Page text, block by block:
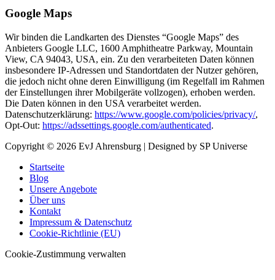
Google Maps
Wir binden die Landkarten des Dienstes “Google Maps” des
Anbieters Google LLC, 1600 Amphitheatre Parkway, Mountain
View, CA 94043, USA, ein. Zu den verarbeiteten Daten können
insbesondere IP-Adressen und Standortdaten der Nutzer gehören,
die jedoch nicht ohne deren Einwilligung (im Regelfall im Rahmen
der Einstellungen ihrer Mobilgeräte vollzogen), erhoben werden.
Die Daten können in den USA verarbeitet werden.
Datenschutzerklärung: https://www.google.com/policies/privacy/,
Opt-Out: https://adssettings.google.com/authenticated.
Copyright © 2026 EvJ Ahrensburg | Designed by SP Universe
Startseite
Blog
Unsere Angebote
Über uns
Kontakt
Impressum & Datenschutz
Cookie-Richtlinie (EU)
Cookie-Zustimmung verwalten